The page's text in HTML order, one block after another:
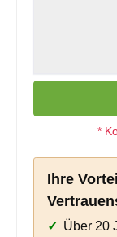
*
Ihre
Über 20